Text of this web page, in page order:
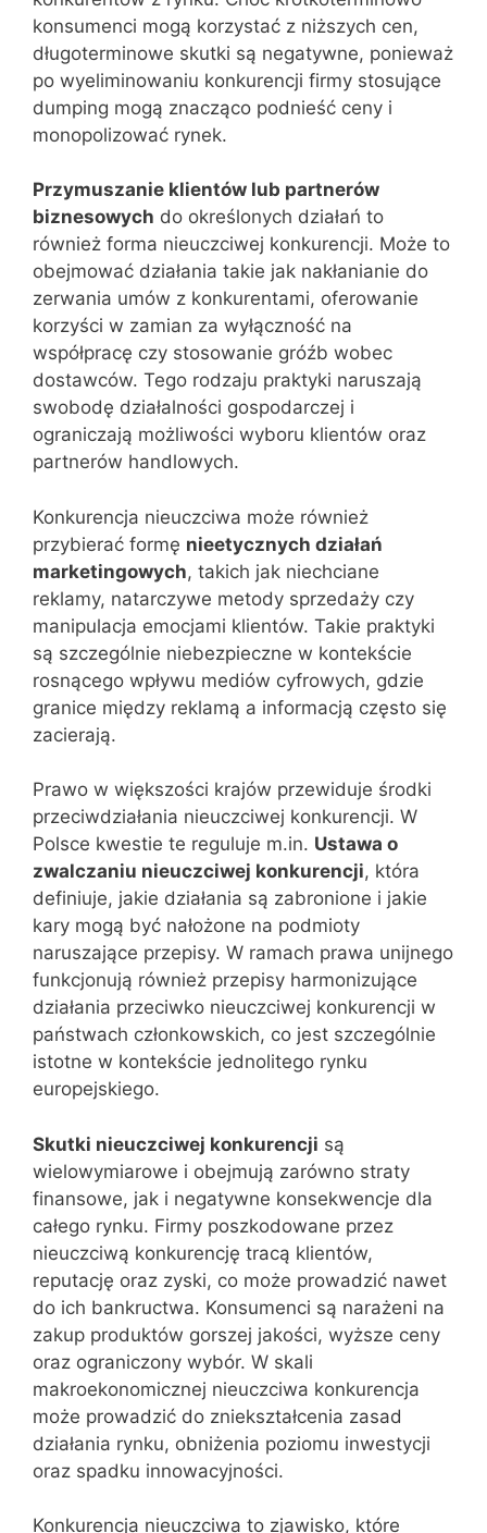
konsumenci mogą korzystać z niższych cen,
długoterminowe skutki są negatywne, ponieważ
po wyeliminowaniu konkurencji firmy stosujące
dumping mogą znacząco podnieść ceny i
monopolizować rynek.
Przymuszanie klientów lub partnerów
biznesowych do określonych działań to
również forma nieuczciwej konkurencji. Może to
obejmować działania takie jak nakłanianie do
zerwania umów z konkurentami, oferowanie
korzyści w zamian za wyłączność na
współpracę czy stosowanie gróźb wobec
dostawców. Tego rodzaju praktyki naruszają
swobodę działalności gospodarczej i
ograniczają możliwości wyboru klientów oraz
partnerów handlowych.
Konkurencja nieuczciwa może również
przybierać formę nieetycznych działań
marketingowych, takich jak niechciane
reklamy, natarczywe metody sprzedaży czy
manipulacja emocjami klientów. Takie praktyki
są szczególnie niebezpieczne w kontekście
rosnącego wpływu mediów cyfrowych, gdzie
granice między reklamą a informacją często się
zacierają.
Prawo w większości krajów przewiduje środki
przeciwdziałania nieuczciwej konkurencji. W
Polsce kwestie te reguluje m.in. Ustawa o
zwalczaniu nieuczciwej konkurencji, która
definiuje, jakie działania są zabronione i jakie
kary mogą być nałożone na podmioty
naruszające przepisy. W ramach prawa unijnego
funkcjonują również przepisy harmonizujące
działania przeciwko nieuczciwej konkurencji w
państwach członkowskich, co jest szczególnie
istotne w kontekście jednolitego rynku
europejskiego.
Skutki nieuczciwej konkurencji są
wielowymiarowe i obejmują zarówno straty
finansowe, jak i negatywne konsekwencje dla
całego rynku. Firmy poszkodowane przez
nieuczciwą konkurencję tracą klientów,
reputację oraz zyski, co może prowadzić nawet
do ich bankructwa. Konsumenci są narażeni na
zakup produktów gorszej jakości, wyższe ceny
oraz ograniczony wybór. W skali
makroekonomicznej nieuczciwa konkurencja
może prowadzić do zniekształcenia zasad
działania rynku, obniżenia poziomu inwestycji
oraz spadku innowacyjności.
Konkurencja nieuczciwa to zjawisko, które